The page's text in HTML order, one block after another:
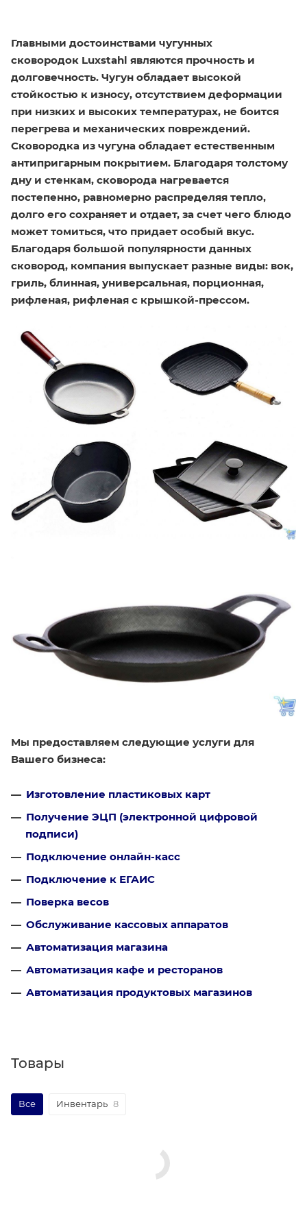
Главными достоинствами чугунных
сковородок Luxstahl являются прочность и
долговечность. Чугун обладает высокой
стойкостью к износу, отсутствием деформации
при низких и высоких температурах, не боится
перегрева и механических повреждений.
Сковородка из чугуна обладает естественным
антипригарным покрытием. Благодаря толстому
дну и стенкам, сковорода нагревается
постепенно, равномерно распределяя тепло,
долго его сохраняет и отдает, за счет чего блюдо
может томиться, что придает особый вкус.
Благодаря большой популярности данных
сковород, компания выпускает разные виды: вок,
гриль, блинная, универсальная, порционная,
рифленая, рифленая с крышкой-прессом.
Мы предоставляем следующие услуги для
Вашего бизнеса:
Изготовление пластиковых карт
Получение ЭЦП (электронной цифровой
подписи)
Подключение онлайн-касс
Подключение к ЕГАИС
Поверка весов
Обслуживание кассовых аппаратов
Автоматизация магазина
Автоматизация кафе и ресторанов
Автоматизация продуктовых магазинов
Товары
Все Инвентарь 8